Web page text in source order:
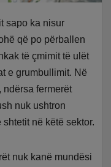
sapo ka nisur
që po përballen
të çmimit të ulët
e grumbullimit. Në
ndërsa fermerët
nuk ushtron
në këtë sektor.
nuk kanë mundësi